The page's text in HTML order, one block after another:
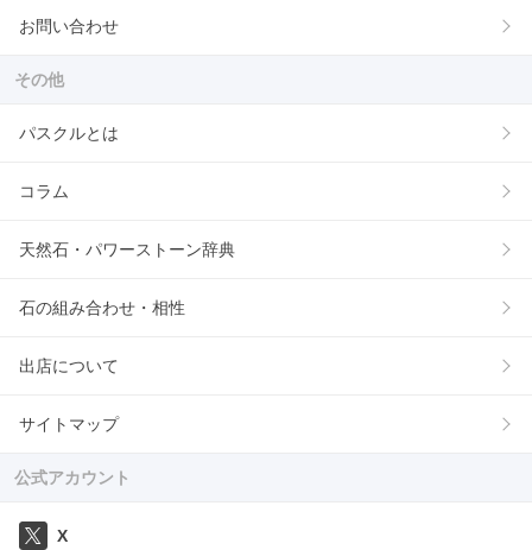
お問い合わせ
その他
パスクルとは
コラム
天然石・パワーストーン辞典
石の組み合わせ・相性
出店について
サイトマップ
公式アカウント
X